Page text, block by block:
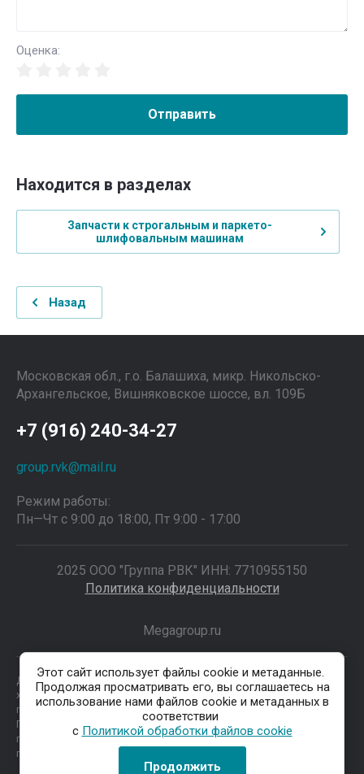
Оценка:
Отправить
Находится в разделах
Запчасти к строгальным и паркето-
шлифовальным машинам
Назад
Московская обл., г.о. Балашиха, микр. Никольско-
Архангельское, Вишняковское шоссе, вл. 109Б
+7 (916) 240-34-27
group.rvk@mail.ru
Режим работы:
Пн—Чт с 9:00 до 18:00, Пт 9:00 - 17:00
2025 ООО "Группа РВК" ИНН: 7710955150
Политика конфиденциальности
Megagroup.ru
Данные о товарах и услугах, включая цены и технические
характеристики, представленные на сайте, не являются
публичной офертой, определяемой положениями Статьи 437 (2)
ГК РФ, а носят исключительно информационный характер. Для
получения точной информации о наличии и стоимости товара,
пожалуйста, обращайтесь по нашим телефонам.
Этот сайт использует файлы cookie и метаданные.
Продолжая просматривать его, вы соглашаетесь на
использование нами файлов cookie и метаданных в
соответствии
с Политикой обработки файлов cookie
Продолжить